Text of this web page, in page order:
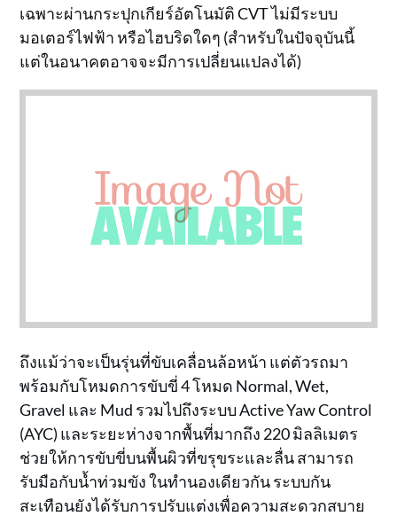
เฉพาะผ่านกระปุกเกียร์อัตโนมัติ CVT ไม่มีระบบ
มอเตอร์ไฟฟ้า หรือไฮบริดใดๆ (สำหรับในปัจจุบันนี้
แต่ในอนาคตอาจจะมีการเปลี่ยนแปลงได้)
ถึงแม้ว่าจะเป็นรุ่นที่ขับเคลื่อนล้อหน้า แต่ตัวรถมา
พร้อมกับโหมดการขับขี่ 4 โหมด Normal, Wet,
Gravel และ Mud รวมไปถึงระบบ Active Yaw Control
(AYC) และระยะห่างจากพื้นที่มากถึง 220 มิลลิเมตร
ช่วยให้การขับขี่บนพื้นผิวที่ขรุขระและลื่น สามารถ
รับมือกับน้ำท่วมขัง ในทำนองเดียวกัน ระบบกัน
สะเทือนยังได้รับการปรับแต่งเพื่อความสะดวกสบาย